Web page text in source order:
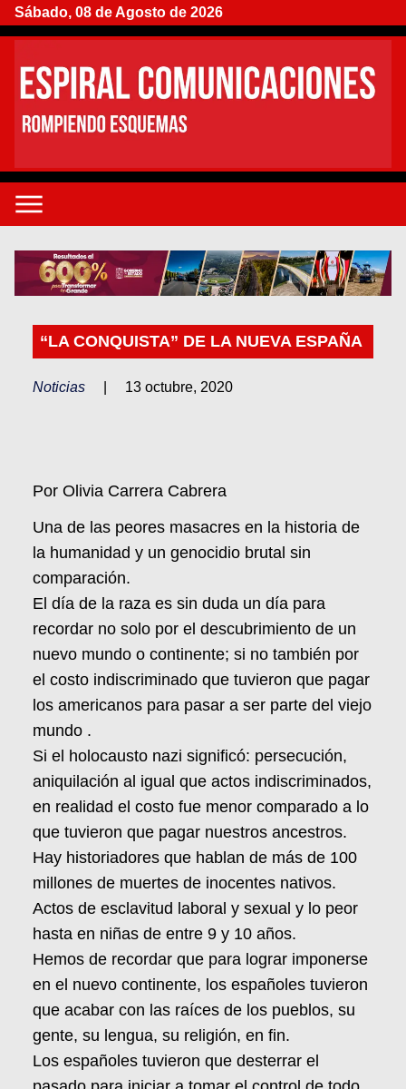
Sábado, 08 de Agosto de 2026
“LA CONQUISTA” DE LA NUEVA ESPAÑA
Noticias 13 octubre, 2020
Por Olivia Carrera Cabrera
Una de las peores masacres en la historia de
la humanidad y un genocidio brutal sin
comparación.
El día de la raza es sin duda un día para
recordar no solo por el descubrimiento de un
nuevo mundo o continente; si no también por
el costo indiscriminado que tuvieron que pagar
los americanos para pasar a ser parte del viejo
mundo .
Si el holocausto nazi significó: persecución,
aniquilación al igual que actos indiscriminados,
en realidad el costo fue menor comparado a lo
que tuvieron que pagar nuestros ancestros.
Hay historiadores que hablan de más de 100
millones de muertes de inocentes nativos.
Actos de esclavitud laboral y sexual y lo peor
hasta en niñas de entre 9 y 10 años.
Hemos de recordar que para lograr imponerse
en el nuevo continente, los españoles tuvieron
que acabar con las raíces de los pueblos, su
gente, su lengua, su religión, en fin.
Los españoles tuvieron que desterrar el